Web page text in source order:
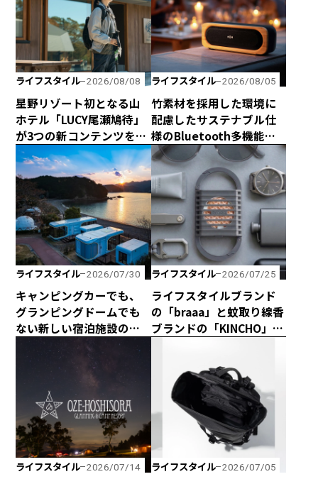
ライフスタイル 2026/08/08
星野リゾート初となる山
ホテル「LUCY尾瀬鳩待」
が3つの新コンテンツを企
画して、2026年シーズン
は4月29日に全館営業開
始！
ライフスタイル 2026/08/05
竹素材を採用した環境に
配慮したサステナブル仕
様のBluetooth多機能ス
ピーカー「Get Together
Go」が新登場！
ライフスタイル 2026/07/30
キャンピングカーでも、
グランピングドームでも
ない新しい宿泊施設のカ
タチ！ 海と山に囲まれた
熊野の最新型カプセルハ
ウス「ザ・グランスイー
ト」
ライフスタイル 2026/07/25
ライフスタイルブランド
の「braaa」と蚊取り線香
ブランドの「KINCHO」が
「canox」がオシャレす
ぎ！
ライフスタイル 2026/07/14 ライフスタイル 2026/07/05